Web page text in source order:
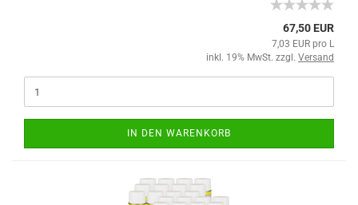
67,50 EUR
7,03 EUR pro L
inkl. 19% MwSt. zzgl. Versand
IN DEN WARENKORB